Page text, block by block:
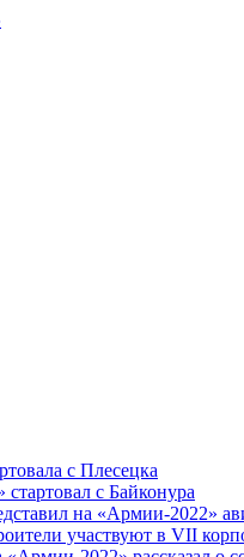
с Плесецка
с Байконура
на «Армии-2022»
участвуют в VII